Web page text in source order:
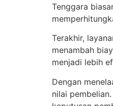
Tenggara
Terakhir,
menambah
menjadi lebih
Dengan
nilai